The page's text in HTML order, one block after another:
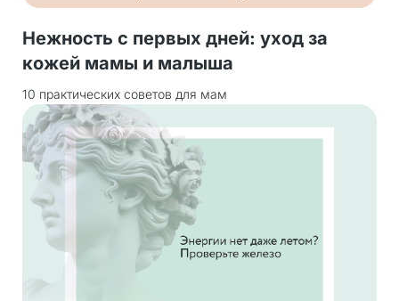
Нежность с первых дней: уход за
кожей мамы и малыша
10 практических советов для мам